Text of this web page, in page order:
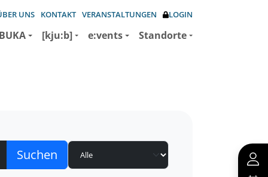
UNS KONTAKT VERANSTALTUNGEN LOGIN
[kju:b] e:vents Standorte